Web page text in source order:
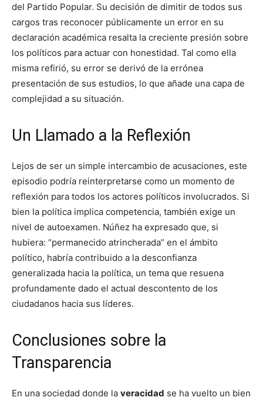
del Partido Popular. Su decisión de dimitir de todos sus
cargos tras reconocer públicamente un error en su
declaración académica resalta la creciente presión sobre
los políticos para actuar con honestidad. Tal como ella
misma refirió, su error se derivó de la errónea
presentación de sus estudios, lo que añade una capa de
complejidad a su situación.
Un Llamado a la Reflexión
Lejos de ser un simple intercambio de acusaciones, este
episodio podría reinterpretarse como un momento de
reflexión para todos los actores políticos involucrados. Si
bien la política implica competencia, también exige un
nivel de autoexamen. Núñez ha expresado que, si
hubiera: “permanecido atrincherada” en el ámbito
político, habría contribuido a la desconfianza
generalizada hacia la política, un tema que resuena
profundamente dado el actual descontento de los
ciudadanos hacia sus líderes.
Conclusiones sobre la
Transparencia
En una sociedad donde la veracidad se ha vuelto un bien